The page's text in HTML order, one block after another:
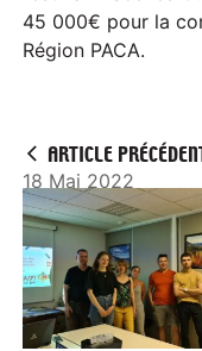
45 000€ pour la
Région PACA.
ARTICLE
18 Mai 2022